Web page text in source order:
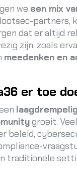
we een mix
partners,
dat er altijd
zijn, zoals
meedenken en
er toe
groeit.
beleid,
traditionele